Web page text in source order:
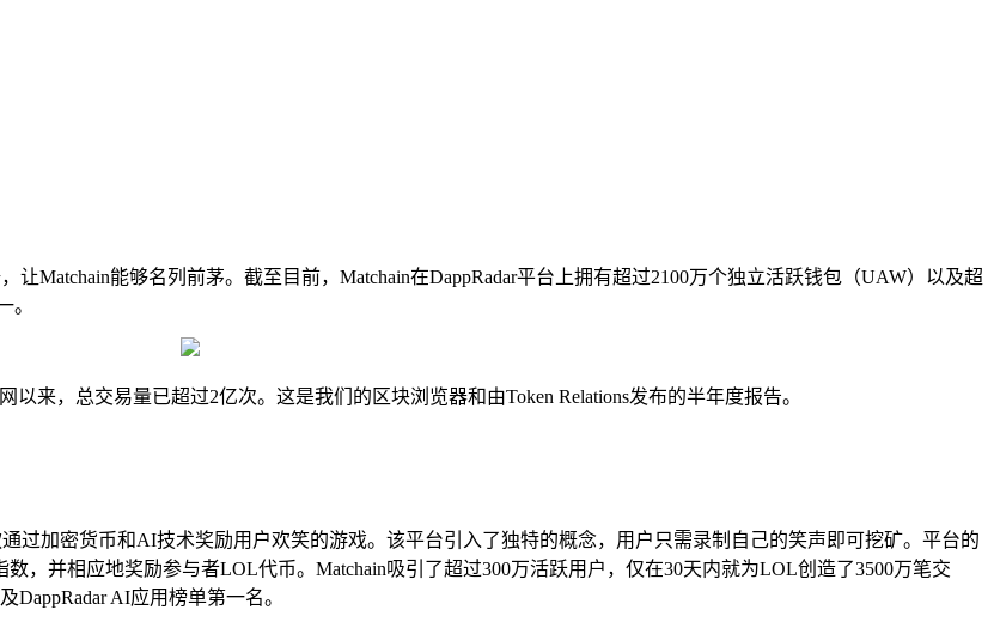
能够名列前茅。截至目前，Matchain在DappRadar平台上拥有超过2100万个独立活跃钱包（UAW）以及超
。
来，总交易量已超过2亿次。这是我们的区块浏览器和由Token Relations发布的半年度报告。
加密货币和AI技术奖励用户欢笑的游戏。该平台引入了独特的概念，用户只需录制自己的笑声即可挖矿。平台的
，并相应地奖励参与者LOL代币。Matchain吸引了超过300万活跃用户，仅在30天内就为LOL创造了3500万笔交
AI应用榜单第一名。